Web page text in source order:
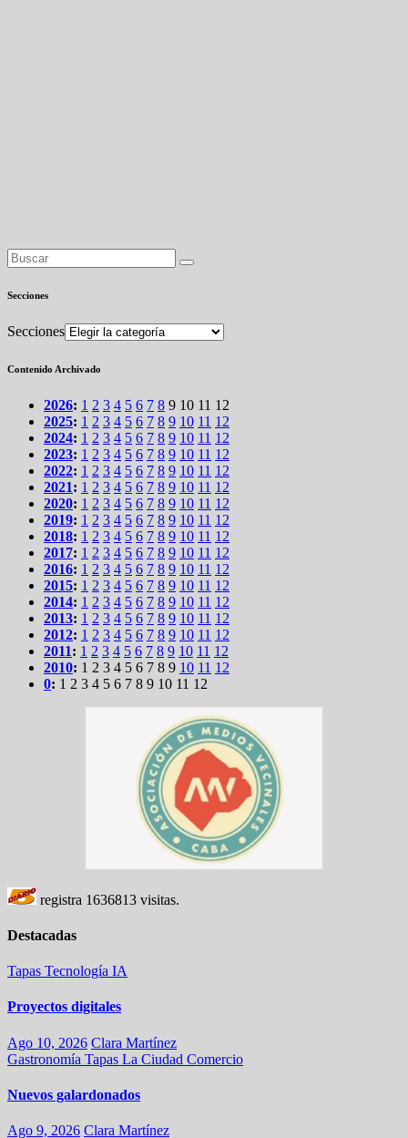
Secciones
Secciones
Contenido Archivado
2026: 1 2 3 4 5 6 7 8 9 10 11 12
2025: 1 2 3 4 5 6 7 8 9 10 11 12
2024: 1 2 3 4 5 6 7 8 9 10 11 12
2023: 1 2 3 4 5 6 7 8 9 10 11 12
2022: 1 2 3 4 5 6 7 8 9 10 11 12
2021: 1 2 3 4 5 6 7 8 9 10 11 12
2020: 1 2 3 4 5 6 7 8 9 10 11 12
2019: 1 2 3 4 5 6 7 8 9 10 11 12
2018: 1 2 3 4 5 6 7 8 9 10 11 12
2017: 1 2 3 4 5 6 7 8 9 10 11 12
2016: 1 2 3 4 5 6 7 8 9 10 11 12
2015: 1 2 3 4 5 6 7 8 9 10 11 12
2014: 1 2 3 4 5 6 7 8 9 10 11 12
2013: 1 2 3 4 5 6 7 8 9 10 11 12
2012: 1 2 3 4 5 6 7 8 9 10 11 12
2011: 1 2 3 4 5 6 7 8 9 10 11 12
2010: 1 2 3 4 5 6 7 8 9 10 11 12
0: 1 2 3 4 5 6 7 8 9 10 11 12
registra 1636813 visitas.
Destacadas
Tapas Tecnología IA
Proyectos digitales
Ago 10, 2026 Clara Martínez
Gastronomía Tapas La Ciudad Comercio
Nuevos galardonados
Ago 9, 2026 Clara Martínez